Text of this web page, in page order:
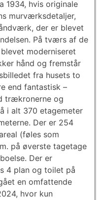
1934, hvis originale
murværksdetaljer,
der er blevet
På tværs af de
moderniseret
hånd og fremstår
fra husets to
end fantastisk –
trækronerne og
i alt 370 etagemeter
Der er 254
(føles som
på øverste tagetage
Der er
4 plan og toilet på
en omfattende
hvor kun